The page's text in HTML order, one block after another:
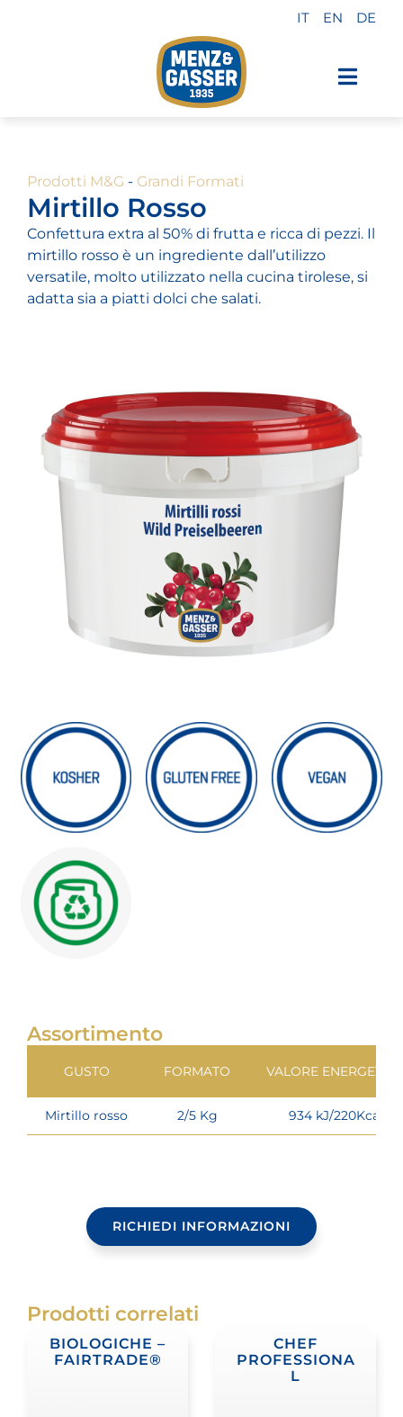
IT EN DE
Private label
Industria
Sostenibilità
Shop
CERCA
Prodotti M&G - Grandi Formati
Mirtillo Rosso
Confettura extra al 50% di frutta e ricca di pezzi. Il
mirtillo rosso è un ingrediente dall’utilizzo
versatile, molto utilizzato nella cucina tirolese, si
adatta sia a piatti dolci che salati.
Assortimento
GUSTO FORMATO VALORE
Mirtillo rosso 2/5 Kg 934 kJ/220Kcal
RICHIEDI INFORMAZIONI
Prodotti correlati
BIOLOGICHE –
FAIRTRADE®
CHEF
PROFESSIONA
L